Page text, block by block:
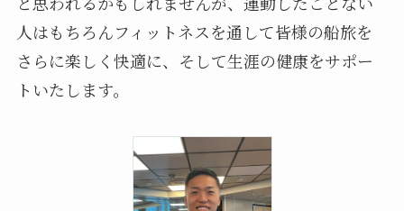
人はもちろんフィットネスを通して皆様の船旅を
さらに楽しく快適に、そして生涯の健康をサポー
トいたします。